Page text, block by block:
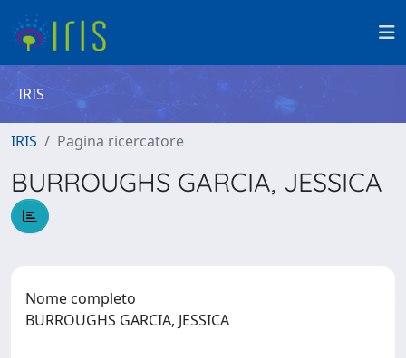
IRIS
IRIS Pagina ricercatore
BURROUGHS GARCIA, JESSICA
Nome completo
BURROUGHS GARCIA, JESSICA